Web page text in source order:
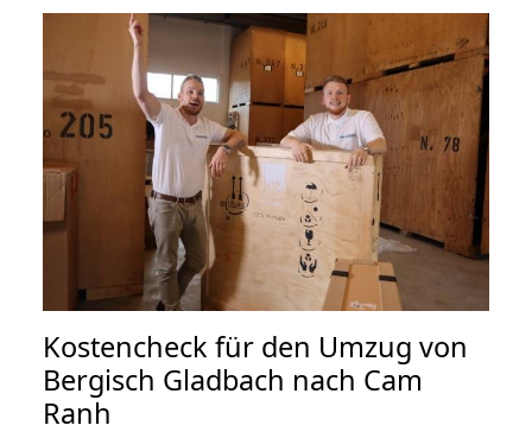
Kostencheck für den Umzug von
Bergisch Gladbach nach Cam
Ranh